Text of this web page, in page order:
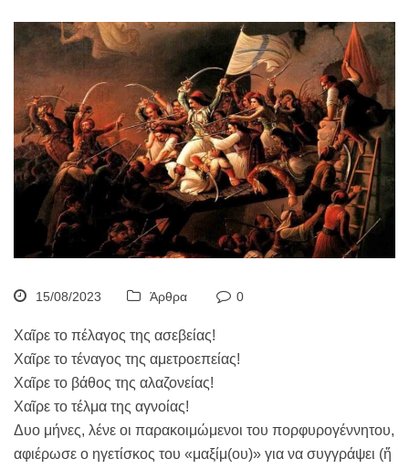
15/08/2023 Άρθρα 0
Χαῖρε το πέλαγος της ασεβείας!
Χαῖρε το τέναγος της αμετροεπείας!
Χαῖρε το βάθος της αλαζονείας!
Χαῖρε το τέλμα της αγνοίας!
Δυο μήνες, λένε οι παρακοιμώμενοι του πορφυρογέννητου,
αφιέρωσε ο ηγετίσκος του «μαξίμ(ου)» για να συγγράψει (ἤ